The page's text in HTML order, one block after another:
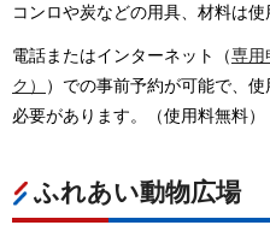
コンロや炭などの用具、材料は使
電話またはインターネット（専用
ク）
）での事前予約が可能で、
必要があります。（使用料無料）
ふれあい動物広場